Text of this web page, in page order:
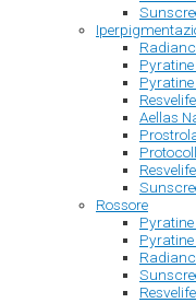
Pyratine
Aellas
Rossore
Pyratine